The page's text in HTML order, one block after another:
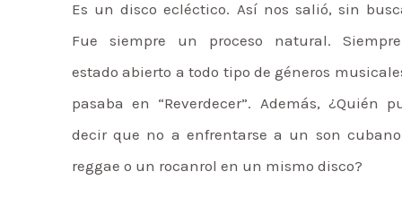
Es un disco ecléctico. Así nos salió, sin
Fue siempre un proceso natural.
estado abierto a todo tipo de géneros
pasaba en “Reverdecer”. Además, ¿Quién
decir que no a enfrentarse a un son
reggae o un rocanrol en un mismo disco?